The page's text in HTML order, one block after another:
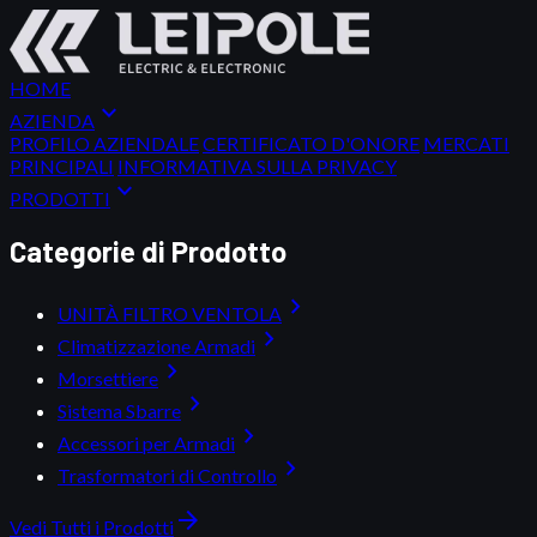
HOME
AZIENDA expand_more
PROFILO AZIENDALECERTIFICATO D'ONORE MERCATI
PRINCIPALI INFORMATIVA SULLA PRIVACY
PRODOTTI expand_more
Categorie di Prodotto
UNITÀ FILTRO VENTOLA chevron_right
Climatizzazione Armadi chevron_right
Morsettiere chevron_right
Sistema Sbarre chevron_right
Accessori per Armadi chevron_right
Trasformatori di Controllo chevron_right
Vedi Tutti i Prodotti arrow_forward